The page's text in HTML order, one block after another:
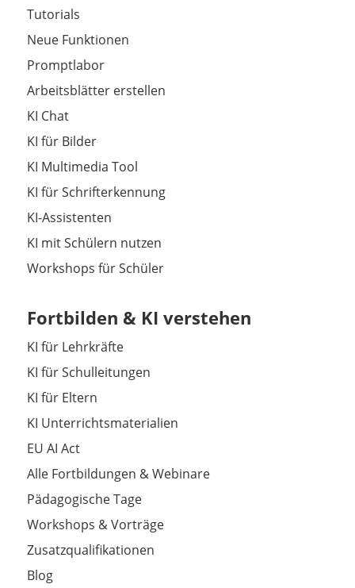
Tutorials
Neue Funktionen
Promptlabor
Arbeitsblätter erstellen
KI Chat
KI für Bilder
KI Multimedia Tool
KI für Schrifterkennung
KI-Assistenten
KI mit Schülern nutzen
Workshops für Schüler
Fortbilden & KI verstehen
KI für Lehrkräfte
KI für Schulleitungen
KI für Eltern
KI Unterrichtsmaterialien
EU AI Act
Alle Fortbildungen & Webinare
Pädagogische Tage
Workshops & Vorträge
Zusatzqualifikationen
Blog